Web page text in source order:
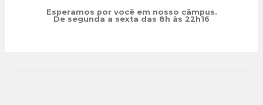
Esperamos por você em nosso câmpus.
De segunda a sexta das 8h às 22h16